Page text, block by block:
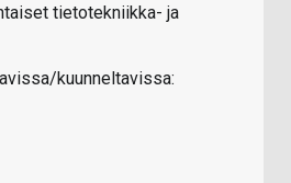
tietotekniikka- ja
kuunneltavissa: